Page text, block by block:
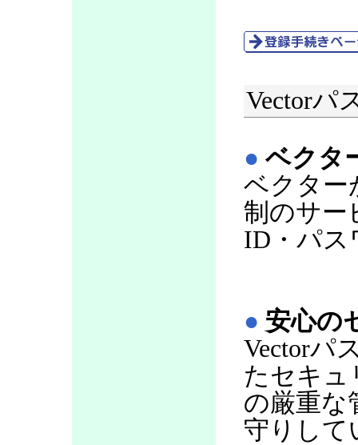
Vectorパ
● ベクタ
ベクター
制のサー
ID・パス
● 安心の
Vectorパ
たセキュ
の厳重な
守りして